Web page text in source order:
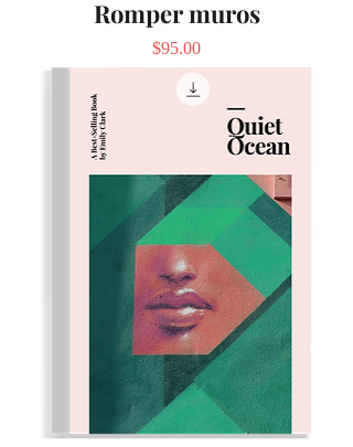
Romper muros
Precio
$95.00